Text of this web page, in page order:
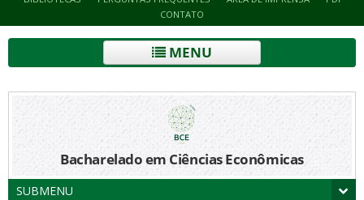
CONTATO
MENU
Bacharelado em Ciências Econômicas
SUBMENU